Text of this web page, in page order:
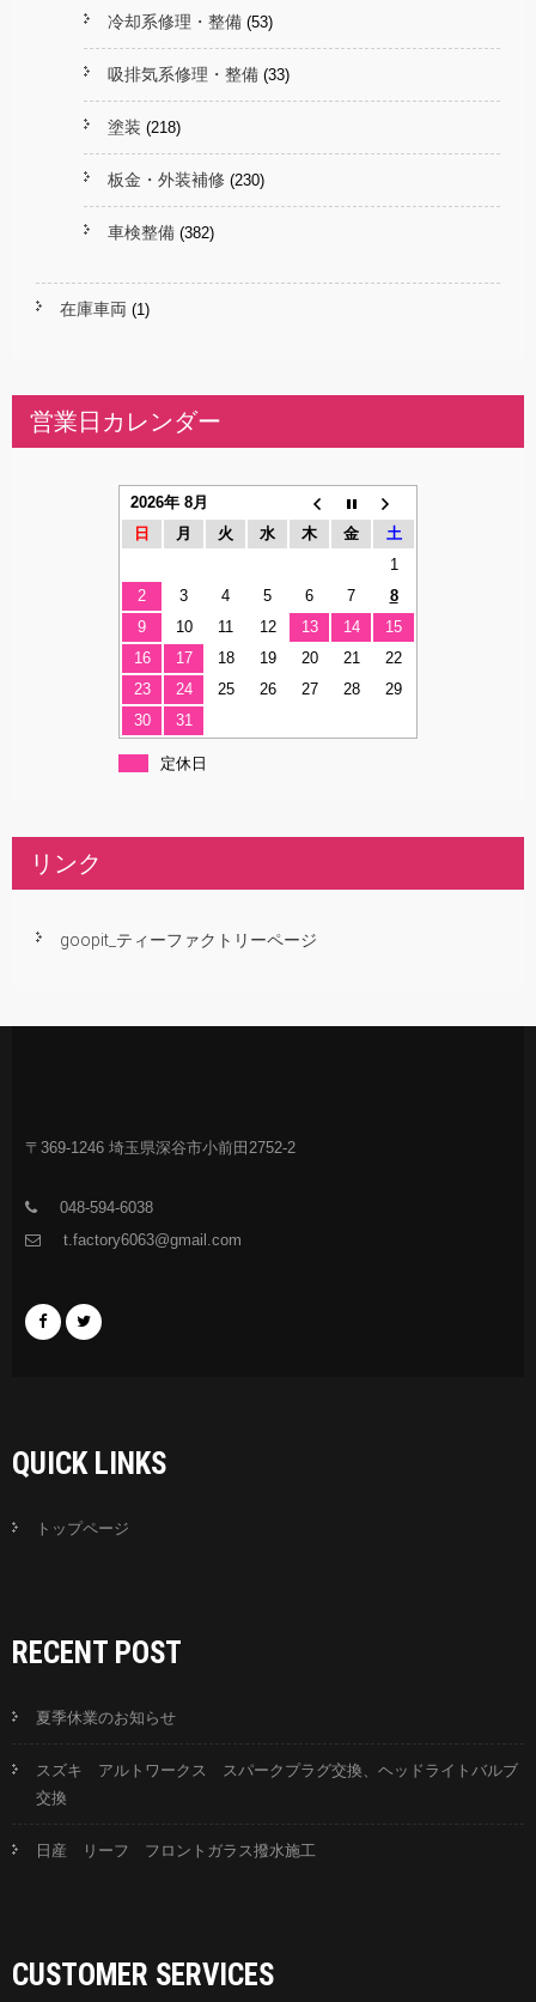
冷却系修理・整備 (53)
吸排気系修理・整備 (33)
塗装 (218)
板金・外装補修 (230)
車検整備 (382)
在庫車両 (1)
営業日カレンダー
2026年 8月
日
月 火 水 木 金
土
1
2
3 4 5 6 7
8
9
10 11 12 13 14
15
16
17 18 19 20 21
22
23
24 25 26 27 28
29
30
31
定休日
リンク
goopit_ティーファクトリーページ
〒369-1246 埼玉県深谷市小前田2752-2
048-594-6038
t.factory6063@gmail.com
QUICK LINKS
トップページ
RECENT POST
夏季休業のお知らせ
スズキ アルトワークス スパークプラグ交換、ヘッドライトバルブ
交換
日産 リーフ フロントガラス撥水施工
CUSTOMER SERVICES